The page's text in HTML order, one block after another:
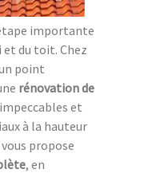
importante
et du toit. Chez
point
rénovation de
impeccables et
à la hauteur
propose
, en